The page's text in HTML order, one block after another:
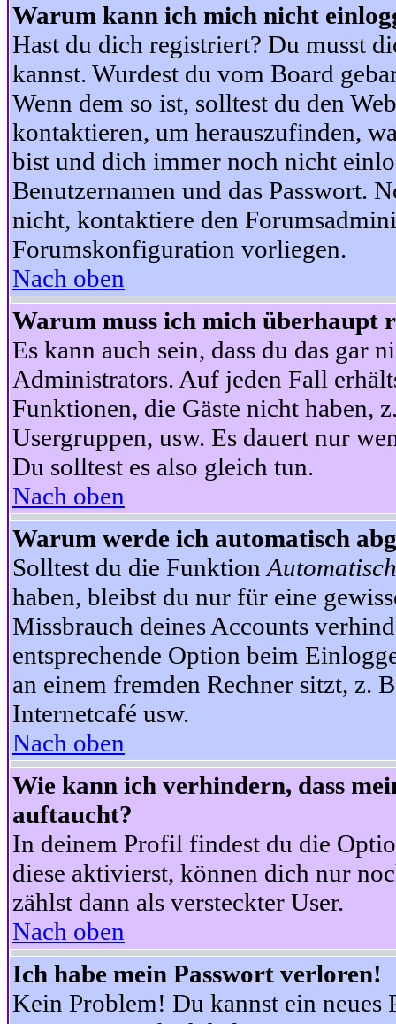
Warum kann ich mich nicht
Hast du dich registriert? Du musst
kannst. Wurdest du vom Board
Wenn dem so ist, solltest du den
kontaktieren, um herauszufinden,
bist und dich immer noch nicht
Benutzernamen und das Passwort.
nicht, kontaktiere den
Forumskonfiguration vorliegen.
Nach oben
Warum muss ich mich überhaupt
Es kann auch sein, dass du das gar
Administrators. Auf jeden Fall
Funktionen, die Gäste nicht haben,
Usergruppen, usw. Es dauert nur
Du solltest es also gleich tun.
Nach oben
Warum werde ich automatisch
Solltest du die Funktion
haben, bleibst du nur für eine
Missbrauch deines Accounts
entsprechende Option beim
an einem fremden Rechner sitzt, z.
Internetcafé usw.
Nach oben
Wie kann ich verhindern, dass
auftaucht?
In deinem Profil findest du die
diese aktivierst, können dich nur
zählst dann als versteckter User.
Nach oben
Ich habe mein Passwort verloren!
Kein Problem! Du kannst ein neues